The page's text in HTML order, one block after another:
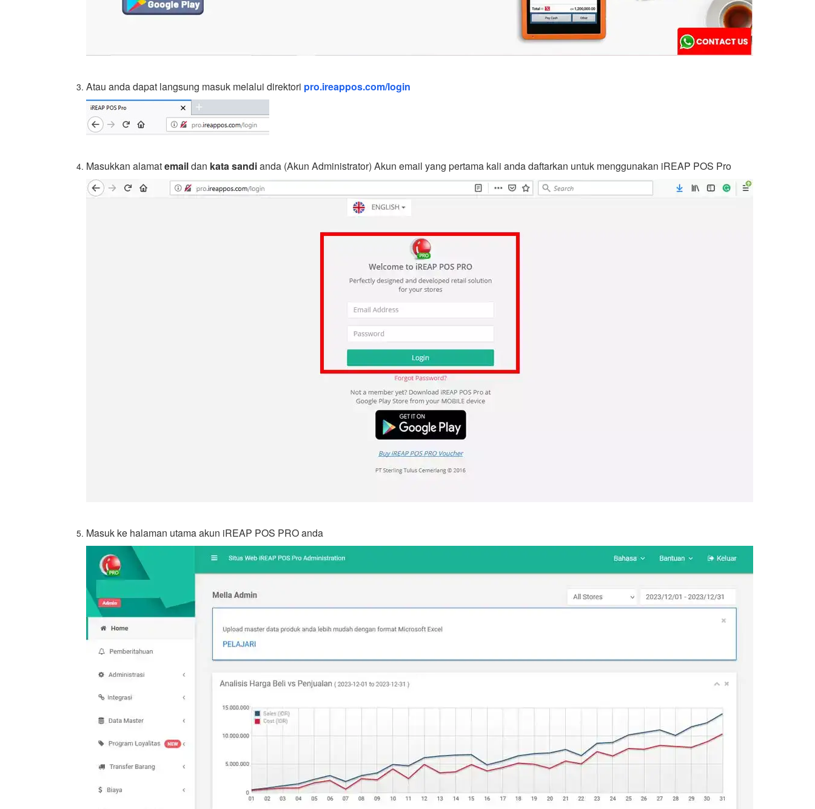
Atau anda dapat langsung masuk melalui direktori pro.ireappos.com/login
Masukkan alamatemaildan kata sandianda (Akun Administrator) Akun email yang pertama kali anda daftarkan untuk menggunakan iREAP POS Pro
Masuk ke halaman utama akun iREAP POS PRO anda